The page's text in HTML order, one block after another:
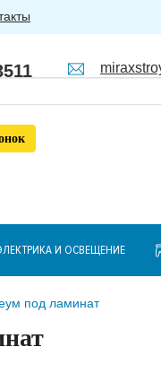
И ОСВЕЩЕНИЕ
под ламинат